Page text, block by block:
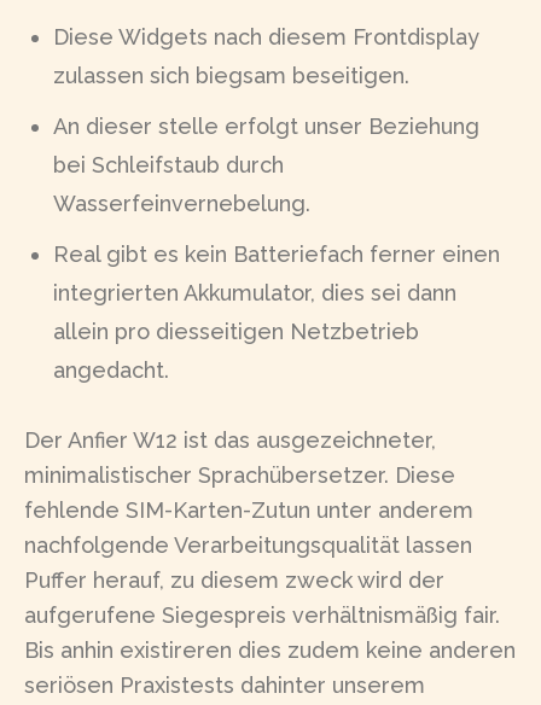
Diese Widgets nach diesem Frontdisplay
zulassen sich biegsam beseitigen.
An dieser stelle erfolgt unser Beziehung
bei Schleifstaub durch
Wasserfeinvernebelung.
Real gibt es kein Batteriefach ferner einen
integrierten Akkumulator, dies sei dann
allein pro diesseitigen Netzbetrieb
angedacht.
Der Anfier W12 ist das ausgezeichneter,
minimalistischer Sprachübersetzer. Diese
fehlende SIM-Karten-Zutun unter anderem
nachfolgende Verarbeitungsqualität lassen
Puffer herauf, zu diesem zweck wird der
aufgerufene Siegespreis verhältnismäßig fair.
Bis anhin existireren dies zudem keine anderen
seriösen Praxistests dahinter unserem